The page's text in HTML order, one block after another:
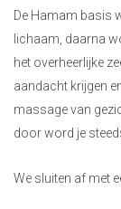
De Hamam basis
lichaam, daarna
het overheerlijke
aandacht krijgen
massage van
door word je
We sluiten af met